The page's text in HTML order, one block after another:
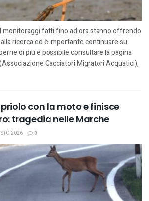
monitoraggi fatti fino ad ora stanno offrendo
ricerca ed è importante continuare su
di più è possibile consultare la pagina
Cacciatori Migratori Acquatici),
con la moto e finisce
tragedia nelle Marche
2026 0